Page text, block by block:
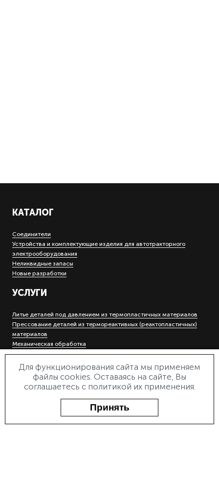
КАТАЛОГ
Соединители
Устройства и комплектующие изделия для автотракторного
электрооборудования
Неликвидные запасы
Новые разработки
УСЛУГИ
Литье деталей под давлением из термопластичных материалов
Прессование деталей из термореактивных (реактопластичных)
материалов
Механическая обработка
Холодная штамповка деталей на кривошипных прессах
Гальваническое покрытие металлов
Инструментальное производство
Электроэрозионная прошивная и вырезная обработка
О ПРЕДПРИЯТИИ
Для функционирования сайта мы применяем
файлы cookies. Оставаясь на сайте, Вы
соглашаетесь с политикой их применения.
Принять